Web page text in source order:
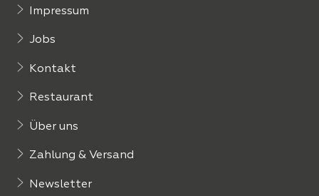
Impressum
Jobs
Kontakt
Restaurant
Über uns
Zahlung & Versand
Newsletter